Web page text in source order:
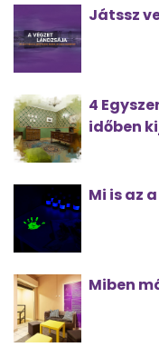
Játssz
4
időben
Mi is az
Miben